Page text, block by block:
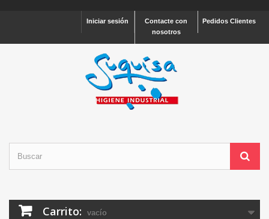
Pedidos Clientes
Contacte con
nosotros
Iniciar sesión
Carrito: vacío